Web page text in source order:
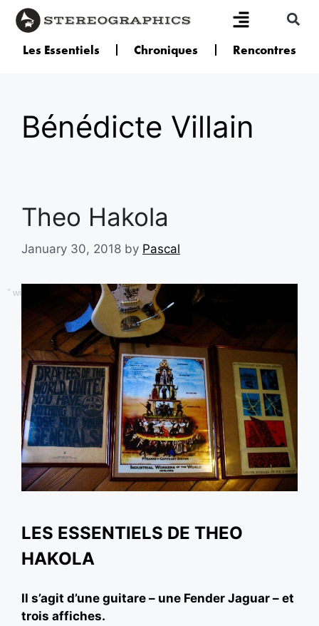
Les Essentiels Chroniques Rencontres
Bénédicte Villain
Theo Hakola
January 30, 2018 by Pascal
LES ESSENTIELS DE THEO
HAKOLA
Il s’agit d’une guitare – une Fender Jaguar – et
trois affiches.
” width=”20″ height=”20″>